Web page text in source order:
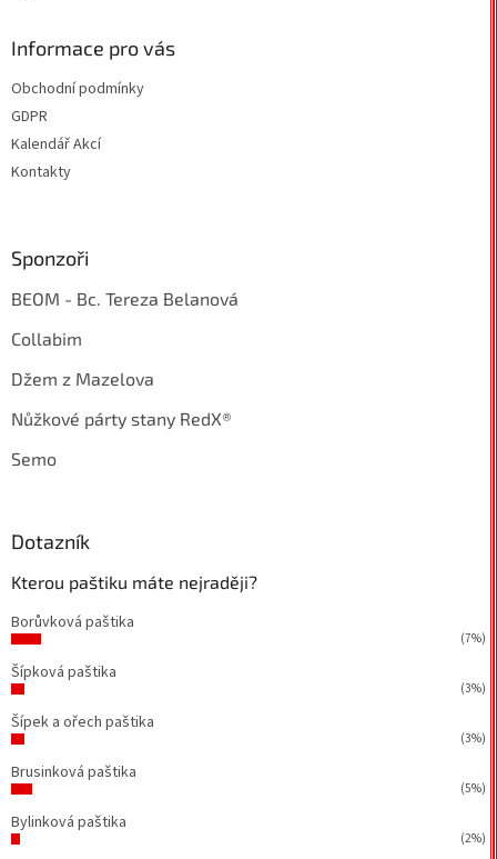
Informace pro vás
Obchodní podmínky
GDPR
Kalendář Akcí
Kontakty
Sponzoři
BEOM - Bc. Tereza Belanová
Collabim
Džem z Mazelova
Nůžkové párty stany RedX®
Semo
Dotazník
Kterou paštiku máte nejraději?
Borůvková paštika
(7%)
Šípková paštika
(3%)
Šípek a ořech paštika
(3%)
Brusinková paštika
(5%)
Bylinková paštika
(2%)